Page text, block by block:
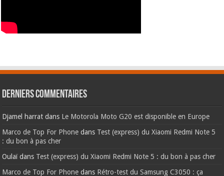
Derniers commentaires
Djamel harrat dans Le Motorola Moto G20 est disponible en Europe
Marco de Top For Phone dans Test (express) du Xiaomi Redmi Note 5
: du bon à pas cher
Oulaïdans Test (express) du Xiaomi Redmi Note 5 : du bon à pas cher
Marco de Top For Phone dans Rétro-test du Samsung C3050 : ça